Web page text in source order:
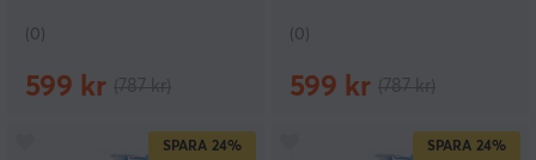
(0)
599 kr
(0)
599 kr
SPARA 24% SPARA 24%